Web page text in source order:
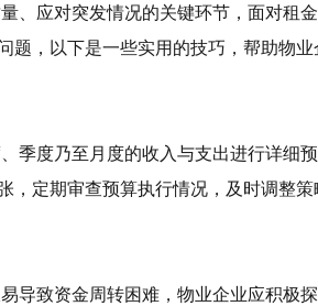
、应对突发情况的关键环节，面对租
，以下是一些实用的技巧，帮助物业
季度乃至月度的收入与支出进行详细
定期审查预算执行情况，及时调整策
导致资金周转困难，物业企业应积极